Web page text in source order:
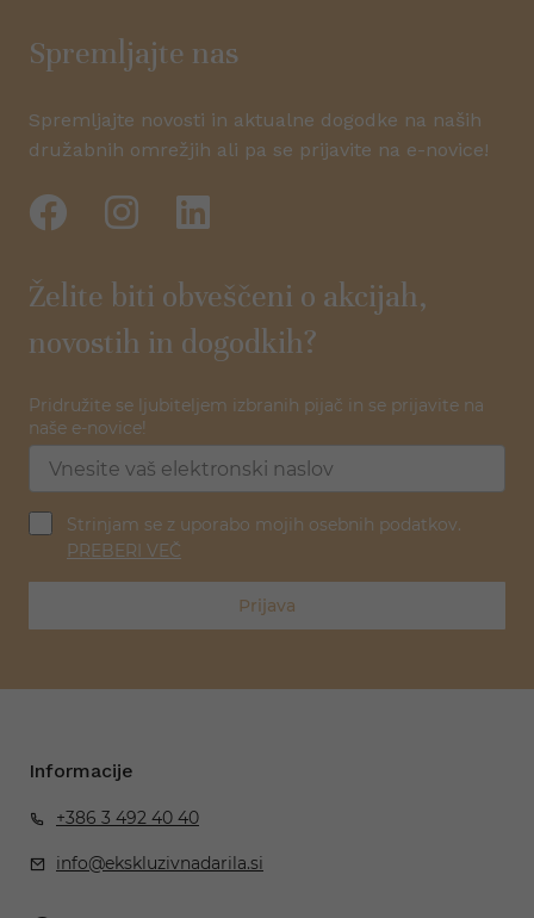
Spremljajte nas
Spremljajte novosti in aktualne dogodke na naših
družabnih omrežjih ali pa se prijavite na e-novice!
Želite biti obveščeni o akcijah,
novostih in dogodkih?
Pridružite se ljubiteljem izbranih pijač in se prijavite na
naše e-novice!
Strinjam se z uporabo mojih osebnih podatkov.
PREBERI VEČ
Prijava
Informacije
+386 3 492 40 40
info@ekskluzivnadarila.si